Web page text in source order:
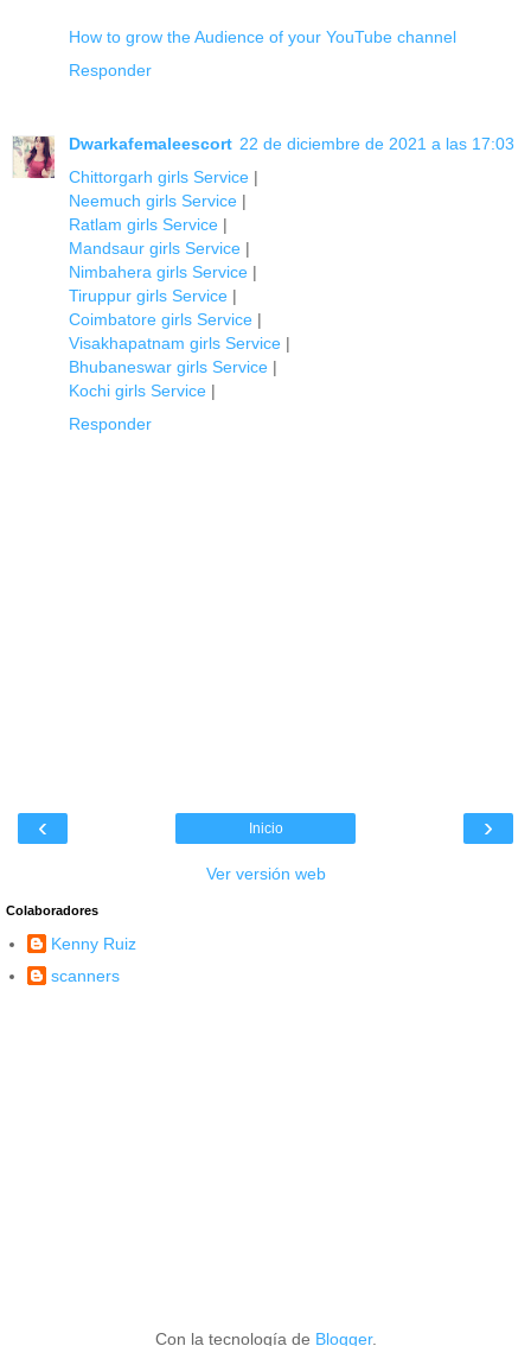
How to grow the Audience of your YouTube channel
Responder
Dwarkafemaleescort 22 de diciembre de 2021 a las 17:03
Chittorgarh girls Service |
Neemuch girls Service |
Ratlam girls Service |
Mandsaur girls Service |
Nimbahera girls Service |
Tiruppur girls Service |
Coimbatore girls Service |
Visakhapatnam girls Service |
Bhubaneswar girls Service |
Kochi girls Service |
Responder
‹ ›
Inicio
Ver versión web
Colaboradores
Kenny Ruiz
scanners
Con la tecnología de Blogger.